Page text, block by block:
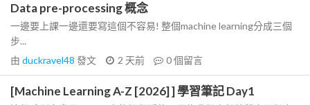
Data pre-processing 概念
一邊要上課一邊還要寫這個不容易! 整個machine learning分成三個
步...
由 duckravel48 發文 2 天前 0個留言
[Machine Learning A-Z [2026] ] 學習筆記 Day1